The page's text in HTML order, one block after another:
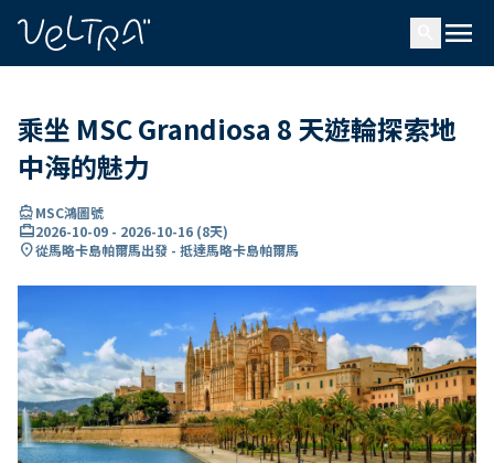
menu
乘坐 MSC Grandiosa 8 天遊輪探索地
中海的魅力
directions_boatMSC鴻圖號
card_travel2026-10-09 - 2026-10-16 (8天)
location_on從馬略卡島帕爾馬出發 - 抵達馬略卡島帕爾馬